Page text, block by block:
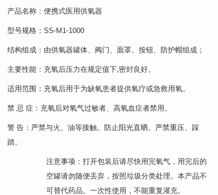
产品名称：便携式医用供氧器
型号规格： SS-M1-1000
结构组成：由供氧器罐体、阀门、面罩、按钮、防护帽组成；
主要性能：充氧后压力在规定值下,密封良好。
适用范围：充氧后用于为缺氧患者提供氧疗或急救用氧。
禁 忌 症： 充氧后对氧气过敏者、高氧血症者禁用。
警 告：严禁与火、油等接触。防止阳光直晒。严禁重压、踩
踏。
注意事项：打开包装后请尽快用完氧气，用完后的
空罐请勿随便丢弃，按照垃圾分类处理。本产品不
可替代药品。一次性使用，不能重复灌充。